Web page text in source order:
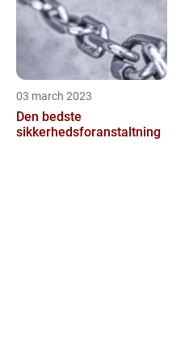
03 march 2023
Den bedste
sikkerhedsforanstaltning